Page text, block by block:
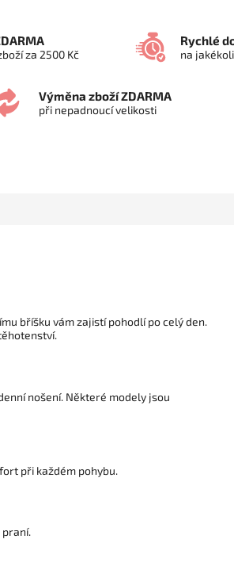
za 2500 Kč
Rychlé
na
Výměna zboží ZDARMA
při nepadnoucí velikosti
bříšku vám zajistí pohodlí po celý den.
nošení. Některé modely jsou
při každém pohybu.
praní.